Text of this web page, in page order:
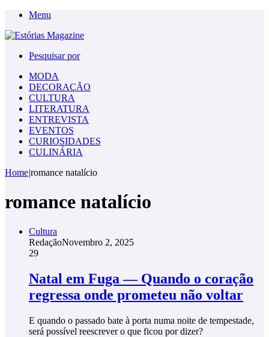
Menu
Pesquisar por
MODA
DECORAÇÃO
CULTURA
LITERATURA
ENTREVISTA
EVENTOS
CURIOSIDADES
CULINÁRIA
Home|romance natalício
romance natalício
Cultura
RedaçãoNovembro 2, 2025
29
Natal em Fuga — Quando o coração
regressa onde prometeu não voltar
E quando o passado bate à porta numa noite de tempestade,
será possível reescrever o que ficou por dizer?